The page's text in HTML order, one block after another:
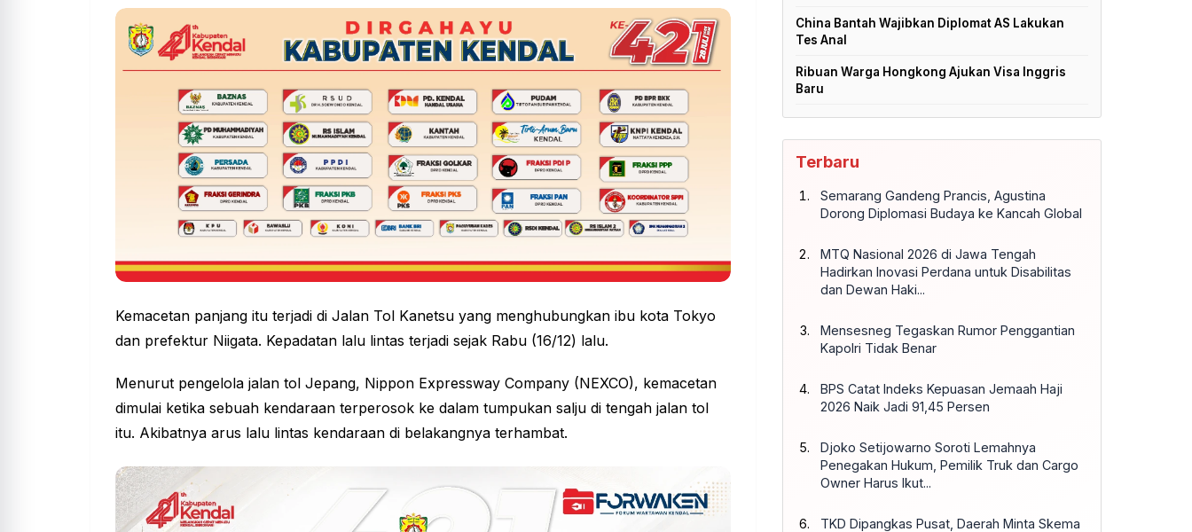
Kemacetan panjang itu terjadi di Jalan Tol Kanetsu yang menghubungkan ibu kota Tokyo
dan prefektur Niigata. Kepadatan lalu lintas terjadi sejak Rabu (16/12) lalu.
Menurut pengelola jalan tol Jepang, Nippon Expressway Company (NEXCO), kemacetan
dimulai ketika sebuah kendaraan terperosok ke dalam tumpukan salju di tengah jalan tol
itu. Akibatnya arus lalu lintas kendaraan di belakangnya terhambat.
China Bantah Wajibkan Diplomat AS Lakukan
Tes Anal
Ribuan Warga Hongkong Ajukan Visa Inggris
Baru
Terbaru
Semarang Gandeng Prancis, Agustina
Dorong Diplomasi Budaya ke Kancah Global
MTQ Nasional 2026 di Jawa Tengah
Hadirkan Inovasi Perdana untuk Disabilitas
dan Dewan Haki...
Mensesneg Tegaskan Rumor Penggantian
Kapolri Tidak Benar
BPS Catat Indeks Kepuasan Jemaah Haji
2026 Naik Jadi 91,45 Persen
Djoko Setijowarno Soroti Lemahnya
Penegakan Hukum, Pemilik Truk dan Cargo
Owner Harus Ikut...
TKD Dipangkas Pusat, Daerah Minta Skema